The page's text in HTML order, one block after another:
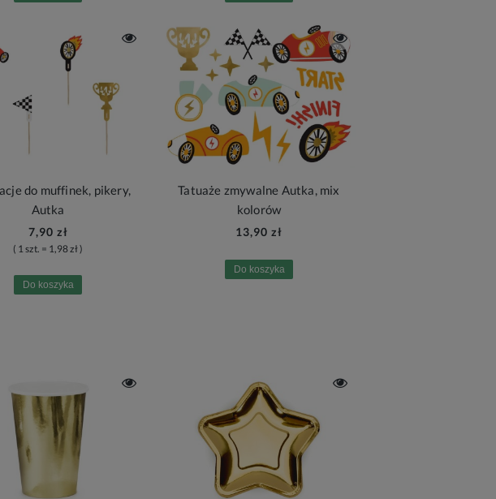
do muffinek, pikery,
Autka
7,90 zł
( 1 szt. = 1,98 zł )
Do koszyka
Tatuaże zmywalne Autka, mix
kolorów
13,90 zł
Do koszyka